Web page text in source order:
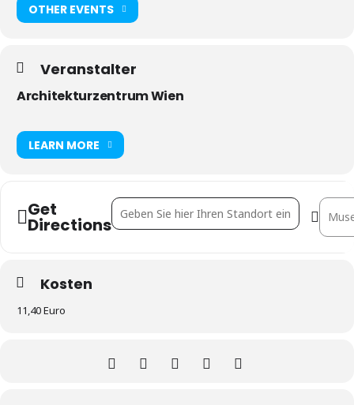
OTHER EVENTS
Veranstalter
Architekturzentrum Wien
LEARN MORE
Get
Directions
Address - Hot Questions – Cold Storage
Kosten
11,40 Euro